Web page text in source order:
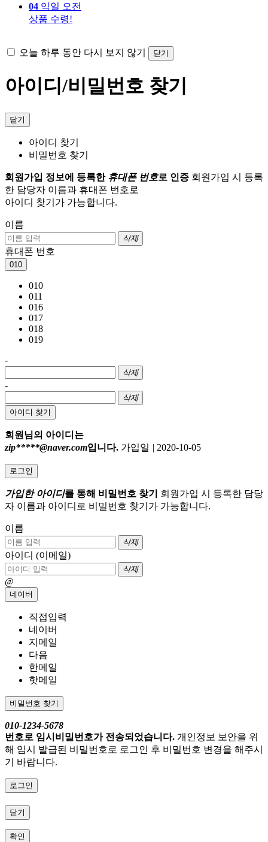
04 익일 오전
상품 수령!
오늘 하루 동안 다시 보지 않기 닫기
아이디/비밀번호 찾기
닫기
아이디 찾기
비밀번호 찾기
회원가입 정보에 등록한 휴대폰 번호로 인증 회원가입 시 등록
한 담당자 이름과 휴대폰 번호로
아이디 찾기가 가능합니다.
이름
삭제
휴대폰 번호
010
010
011
016
017
018
019
-
삭제
-
삭제
아이디 찾기
회원님의 아이디는
zip*****@naver.com입니다. 가입일 | 2020-10-05
로그인
가입한 아이디를 통해 비밀번호 찾기
회원가입 시 등록한 담당
자 이름과 아이디로 비밀번호 찾기가 가능합니다.
이름
삭제
아이디 (이메일)
삭제
@
네이버
직접입력
네이버
지메일
다음
한메일
핫메일
비밀번호 찾기
010-1234-5678
번호로 임시비밀번호가 전송되었습니다. 개인정보 보안을 위
해 임시 발급된 비밀번호로 로그인 후 비밀번호 변경을 해주시
기 바랍니다.
로그인
닫기
확인